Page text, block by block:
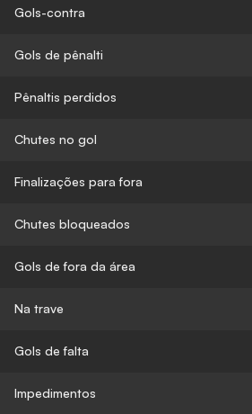
Gols-contra
Gols de pênalti
Pênaltis perdidos
Chutes no gol
Finalizações para fora
Chutes bloqueados
Gols de fora da área
Na trave
Gols de falta
Impedimentos